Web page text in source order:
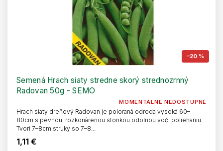
–20 %
Semená Hrach siaty stredne skorý strednozrnný
Radovan 50g - SEMO
MOMENTÁLNE NEDOSTUPNÉ
1,11 €
Hrach siaty dreňový Radovan je poloraná odroda vysoká 60–
80cm s pevnou, rozkonárenou stonkou odolnou voči poliehaniu.
Tvorí 7–8cm struky so 7–8...